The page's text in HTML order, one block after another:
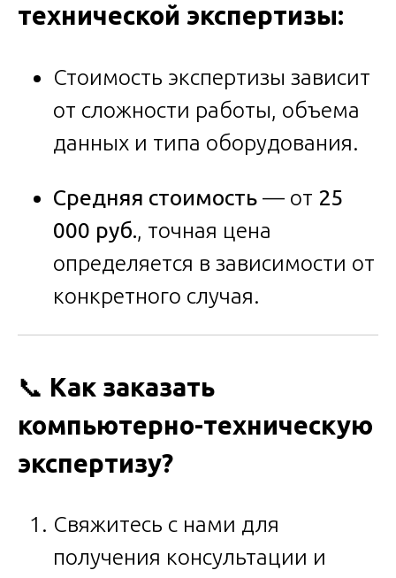
технической экспертизы:
Стоимость экспертизы зависит
от сложности работы, объема
данных и типа оборудования.
Средняя стоимость — от 25
000 руб. , точная цена
определяется в зависимости от
конкретного случая.
📞 Как заказать
компьютерно-техническую
экспертизу?
Свяжитесь с нами для
получения консультации и